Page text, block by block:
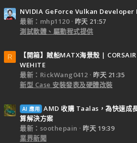
NVIDIA GeForce Vulkan Developer
最新：mhp1120
昨天 21:57
測試軟體、驅動程式提供
R
【開箱】賊船MATX海景殼 |
WEHITE
最新：RickWang0412
昨天 21:35
新型 Case 安裝發表及硬體改裝
AI 應用 AMD 收購 Taalas，為快速成
算解決方案
最新：soothepain
昨天 19:39
業界新聞